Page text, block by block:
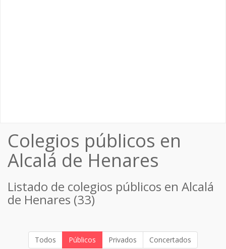
Colegios públicos en
Alcalá de Henares
Listado de colegios públicos en Alcalá
de Henares (33)
Todos Públicos Privados Concertados